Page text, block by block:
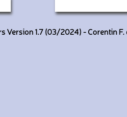
1516
Version 1.7 (03/2024) - Corentin